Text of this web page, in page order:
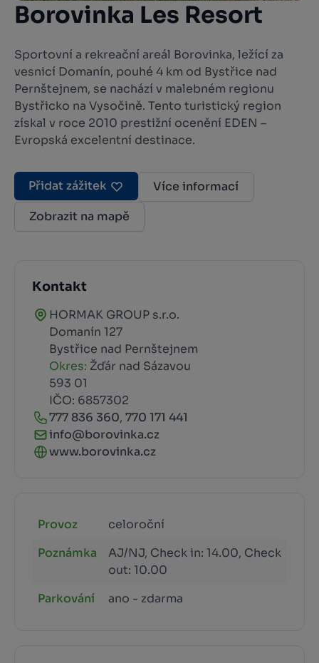
Borovinka Les Resort
Sportovní a rekreační areál Borovinka, ležící za
vesnicí Domanín, pouhé 4 km od Bystřice nad
Pernštejnem, se nachází v malebném regionu
Bystřicko na Vysočině. Tento turistický region
získal v roce 2010 prestižní ocenění EDEN –
Evropská excelentní destinace.
Přidat zážitek
Více informací
Zobrazit na mapě
Kontakt
HORMAK GROUP s.r.o.
Domanín 127
Bystřice nad Pernštejnem
Okres: Žďár nad Sázavou
593 01
IČO: 6857302
777 836 360, 770 171 441
info@borovinka.cz
www.borovinka.cz
Provoz
celoroční
Poznámka
AJ/NJ, Check in: 14.00, Check
out: 10.00
Parkování
ano - zdarma